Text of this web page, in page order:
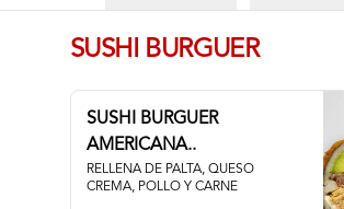
SUSHI BURGUER
SUSHI BURGUER
AMERICANA..
RELLENA DE PALTA, QUESO
CREMA, POLLO Y CARNE